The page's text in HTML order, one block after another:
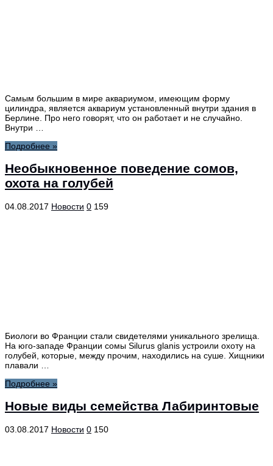
Самым большим в мире аквариумом, имеющим форму
цилиндра, является аквариум установленный внутри здания в
Берлине. Про него говорят, что он работает и не случайно.
Внутри …
Подробнее »
Необыкновенное поведение сомов,
охота на голубей
04.08.2017 Новости 0 159
Биологи во Франции стали свидетелями уникального зрелища.
На юго-западе Франции сомы Silurus glanis устроили охоту на
голубей, которые, между прочим, находились на суше. Хищники
плавали …
Подробнее »
Новые виды семейства Лабиринтовые
03.08.2017 Новости 0 150